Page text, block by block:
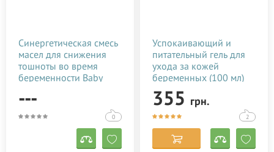
Синергетическая смесь
масел для снижения
тошноты во время
беременности Baby
---
0
Успокаивающий и
питательный гель для
ухода за кожей
беременных (100 мл)
355 грн.
2